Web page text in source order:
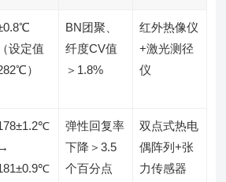
（设定值
）
BN团聚、
纤度CV值
＞1.8%
红外热像仪
+激光测径
仪
→
弹性回复率
下降＞3.5
个百分点
双点式热电
偶阵列+张
力传感器